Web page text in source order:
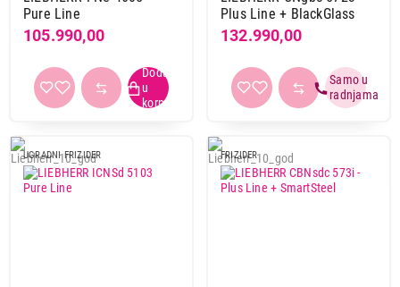
Pure Line
105.990,00
Plus Line + BlackGlass
132.990,00
UGRADNI FRIZIDER FRIZIDER